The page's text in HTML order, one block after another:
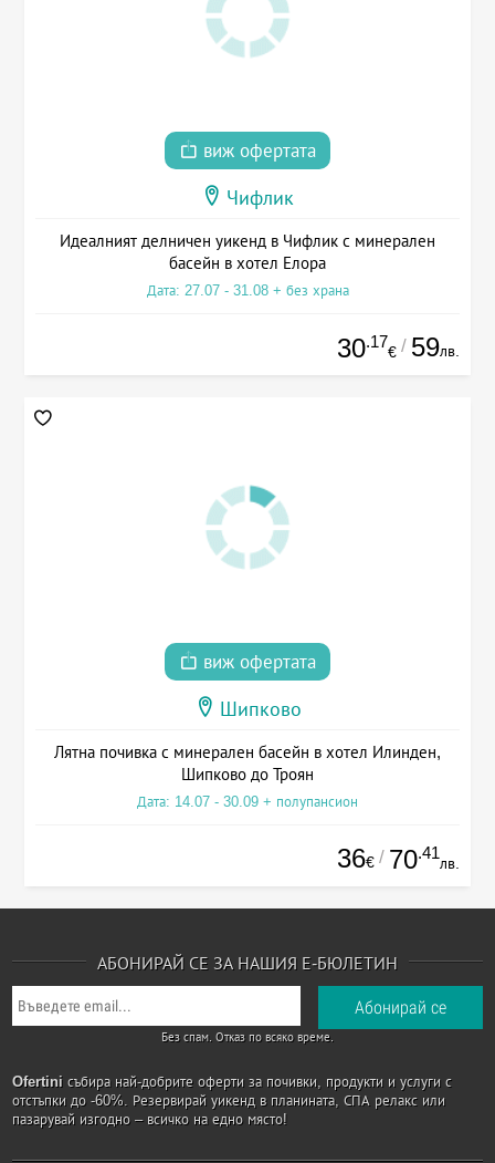
виж офертата
Чифлик
Идеалният делничен уикенд в Чифлик с минерален
басейн в хотел Елора
Дата: 27.07 - 31.08 + без храна
30.17
€ / 59лв.
виж офертата
Шипково
Лятна почивка с минерален басейн в хотел Илинден,
Шипково до Троян
Дата: 14.07 - 30.09 + полупансион
36€ / 70.41
лв.
АБОНИРАЙ СЕ ЗА НАШИЯ Е-БЮЛЕТИН
Без спам. Отказ по всяко време.
Ofertini събира най-добрите оферти за почивки, продукти и услуги с
отстъпки до -60%. Резервирай уикенд в планината, СПА релакс или
пазарувай изгодно – всичко на едно място!